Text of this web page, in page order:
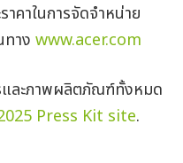
คาในการจัดจำหน่าย
าง www.acer.com
และภาพผลิตภัณฑ์ทั้งหมด
Press Kit site.